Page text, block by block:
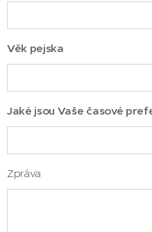
Věk pejska
Jaké jsou Vaše časové
Zpráva